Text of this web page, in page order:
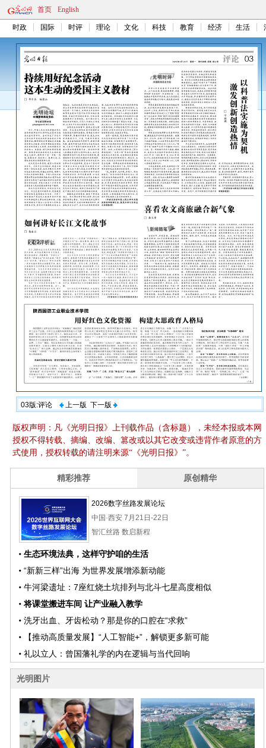
首页 English
时政 国际 时评 理论 文化 科技 教育 经济 生活
03版:评论 上一版 下一版
版权声明：凡《光明日报》上刊载作品（含标题），未经本报或本网
授权不得转载、摘编、改编、篡改或以其它改变或违背作者原意的方
式使用，授权转载的请注明来源“《光明日报》”。